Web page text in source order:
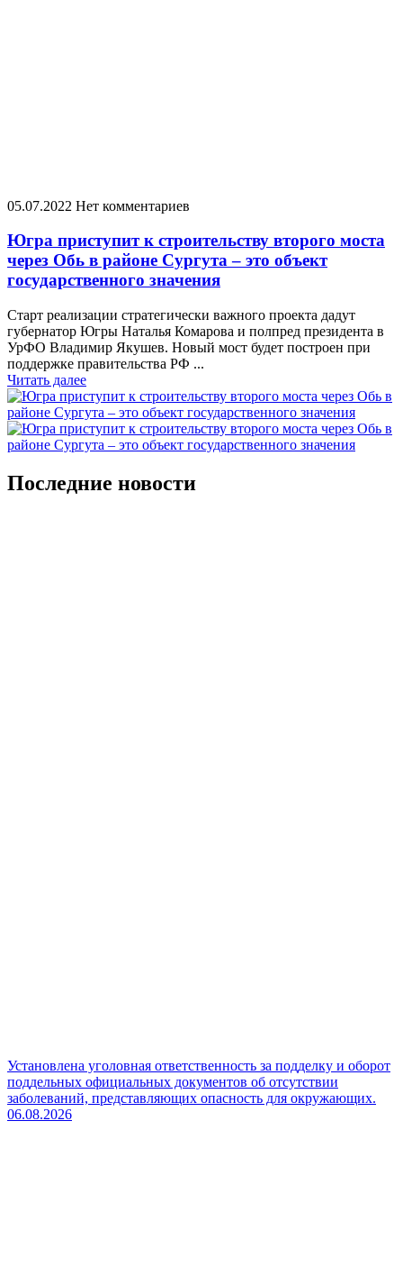
05.07.2022 Нет комментариев
Югра приступит к строительству второго моста
через Обь в районе Сургута – это объект
государственного значения
Старт реализации стратегически важного проекта дадут
губернатор Югры Наталья Комарова и полпред президента в
УрФО Владимир Якушев. Новый мост будет построен при
поддержке правительства РФ ...
Читать далее
Последние новости
Установлена уголовная ответственность за подделку и оборот
поддельных официальных документов об отсутствии
заболеваний, представляющих опасность для окружающих.
06.08.2026